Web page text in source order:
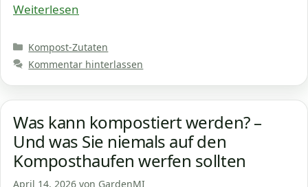
Weiterlesen
Kategorien
Kompost-Zutaten
Kommentar hinterlassen
Was kann kompostiert werden? –
Und was Sie niemals auf den
Komposthaufen werfen sollten
April 14, 2026 von GardenMI